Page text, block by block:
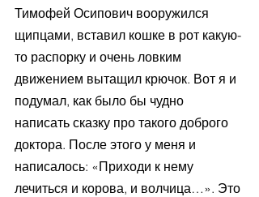
Тимофей Осипович вооружился
щипцами, вставил кошке в рот какую-
то распорку и очень ловким
движением вытащил крючок. Вот я и
подумал, как было бы чудно
написать сказку про такого доброго
доктора. После этого у меня и
написалось: «Приходи к нему
лечиться и корова, и волчица…». Это